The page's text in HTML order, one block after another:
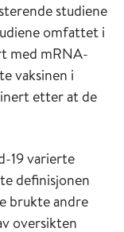
studiene
omfattet i
med mRNA-
vaksinen i
etter at de
19 varierte
definisjonen
brukte andre
oversikten